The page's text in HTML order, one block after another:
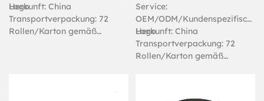
Logo
Herkunft: China
Transportverpackung: 72
Rollen/Karton gemäß
Service:
OEM/ODM/Kundenspezifisches
Logo
Herkunft: China
Transportverpackung: 72
Rollen/Karton gemäß